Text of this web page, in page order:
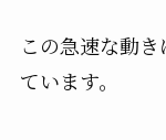
この急速な動
ています。